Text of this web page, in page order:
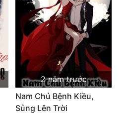
2 năm trước
Nam Chủ Bệnh Kiều,
Sủng Lên Trời